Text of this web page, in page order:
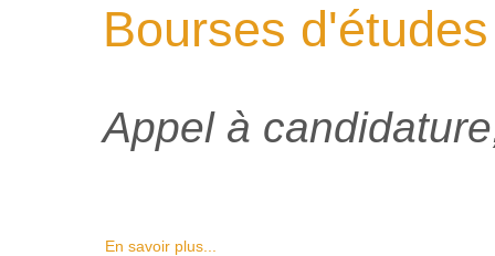
Bourses d'études
Appel à
En savoir plus...